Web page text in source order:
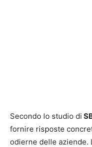
Secondo lo studio di
fornire risposte
odierne delle aziende.